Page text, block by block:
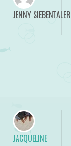
JENNY SIEBENTALER
JACQUELINE